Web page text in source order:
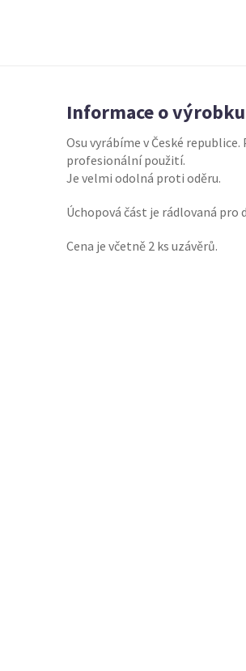
Informace o výrobku
Osu vyrábíme v České
profesionální použití.
Je velmi odolná proti oděru.
Úchopová část je rádlovaná pro
Cena je včetně 2 ks uzávěrů.